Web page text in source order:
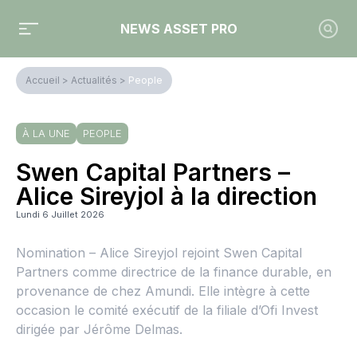
NEWS ASSET PRO
Accueil > Actualités > People
À LA UNE PEOPLE
Swen Capital Partners –
Alice Sireyjol à la direction
Lundi 6 Juillet 2026
Nomination – Alice Sireyjol rejoint Swen Capital
Partners comme directrice de la finance durable, en
provenance de chez Amundi. Elle intègre à cette
occasion le comité exécutif de la filiale d’Ofi Invest
dirigée par Jérôme Delmas.